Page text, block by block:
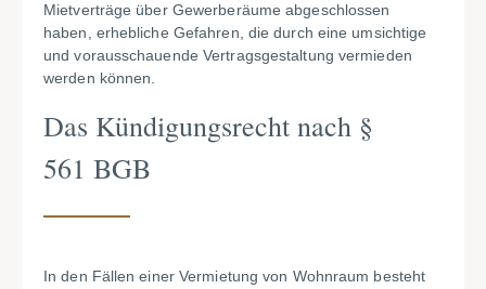
Mietverträge über Gewerberäume abgeschlossen
haben, erhebliche Gefahren, die durch eine umsichtige
und vorausschauende Vertragsgestaltung vermieden
werden können.
Das Kündigungsrecht nach §
561 BGB
In den Fällen einer Vermietung von Wohnraum besteht